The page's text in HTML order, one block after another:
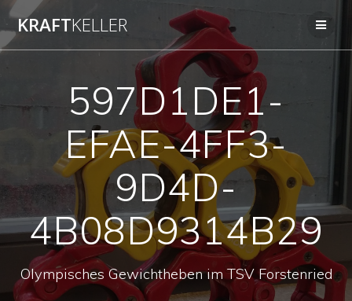
Zum
Inhalt
springen
KRAFTKELLER
597D1DE1-
EFAE-4FF3-
9D4D-
4B08D9314B29
Olympisches Gewichtheben im TSV Forstenried